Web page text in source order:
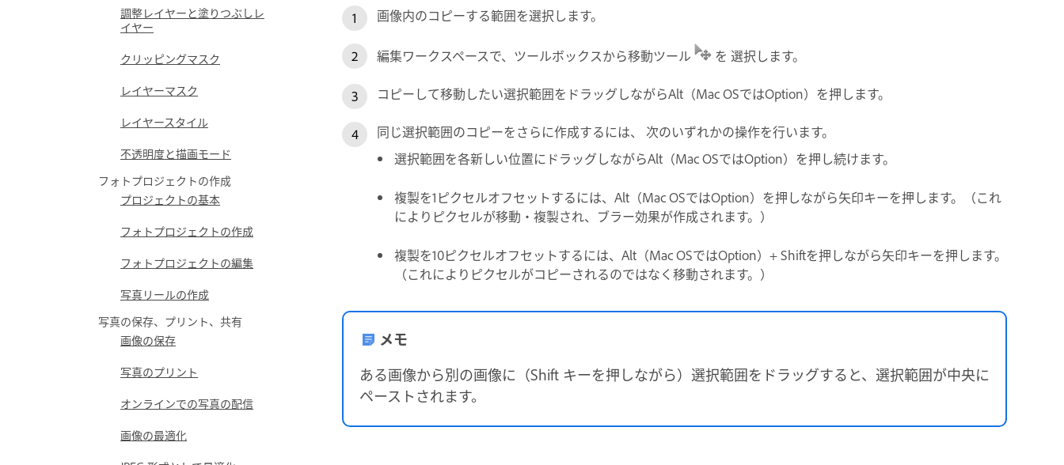
調整レイヤーと塗りつぶしレ
イヤー
クリッピングマスク
レイヤーマスク
レイヤースタイル
不透明度と描画モード
フォトプロジェクトの作成
プロジェクトの基本
フォトプロジェクトの作成
フォトプロジェクトの編集
写真リールの作成
写真の保存、プリント、共有
画像の保存
写真のプリント
オンラインでの写真の配信
画像の最適化
画像内のコピーする範囲を選択します。
編集ワークスペースで、ツールボックスから移動ツール
を 選択します。
コピーして移動したい選択範囲をドラッグしながらAlt（Mac OSではOption）を押します。
同じ選択範囲のコピーをさらに作成するには、 次のいずれかの操作を行います。
選択範囲を各新しい位置にドラッグしながらAlt（Mac OSではOption）を押し続けます。
複製を1ピクセルオフセットするには、Alt（Mac OSではOption）を押しながら矢印キーを押します。（これ
によりピクセルが移動・複製され、ブラー効果が作成されます。）
複製を10ピクセルオフセットするには、Alt（Mac OSではOption）+ Shiftを押しながら矢印キーを押します。
（これによりピクセルがコピーされるのではなく移動されます。）
メモ
ある画像から別の画像に（Shift キーを押しながら）選択範囲をドラッグすると、選択範囲が中央に
ペーストされます。